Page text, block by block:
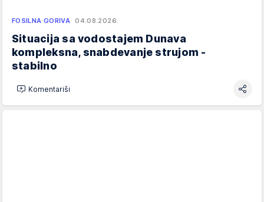
FOSILNA GORIVA 04.08.2026.
Situacija sa vodostajem Dunava
kompleksna, snabdevanje strujom -
stabilno
Komentariši